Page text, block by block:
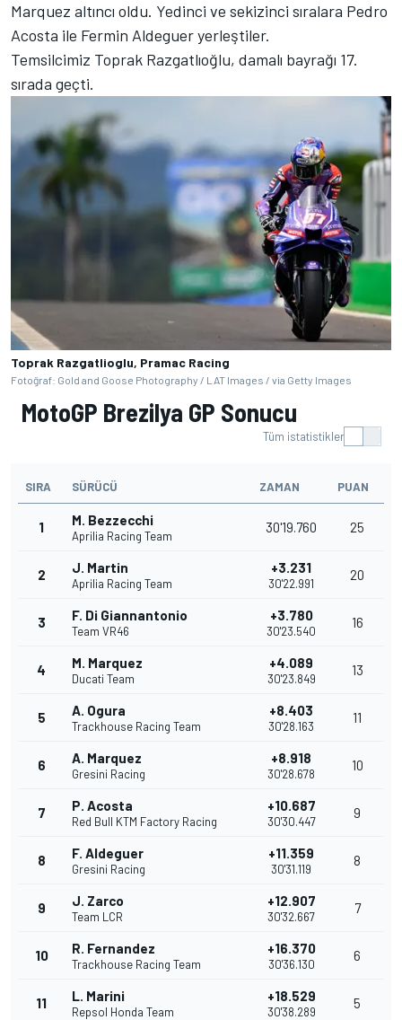
Marquez altıncı oldu. Yedinci ve sekizinci sıralara Pedro
Acosta ile Fermin Aldeguer yerleştiler.
Temsilcimiz Toprak Razgatlıoğlu, damalı bayrağı 17.
sırada geçti.
Toprak Razgatlioglu, Pramac Racing
Fotoğraf: Gold and Goose Photography / LAT Images / via Getty Images
MotoGP Brezilya GP Sonucu
Tüm istatistikler
SIRA SÜRÜCÜ ZAMAN PUAN
1 M. Bezzecchi
Aprilia Racing Team
30'19.760 25
2 J. Martin
Aprilia Racing Team
+3.231
30'22.991
20
3 F. Di Giannantonio
Team VR46
+3.780
30'23.540
16
4 M. Marquez
Ducati Team
+4.089
30'23.849
13
5 A. Ogura
Trackhouse Racing Team
+8.403
30'28.163
11
6 A. Marquez
Gresini Racing
+8.918
30'28.678
10
7 P. Acosta
Red Bull KTM Factory Racing
+10.687
30'30.447
9
8 F. Aldeguer
Gresini Racing
+11.359
30'31.119
8
9 J. Zarco
Team LCR
+12.907
30'32.667
7
10 R. Fernandez
Trackhouse Racing Team
+16.370
30'36.130
6
11 L. Marini
Repsol Honda Team
+18.529
30'38.289
5